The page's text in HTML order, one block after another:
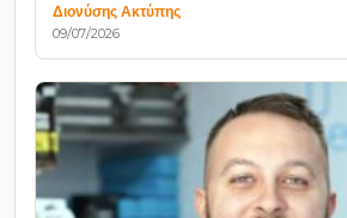
Διονύσης Ακτύπης
09/07/2026